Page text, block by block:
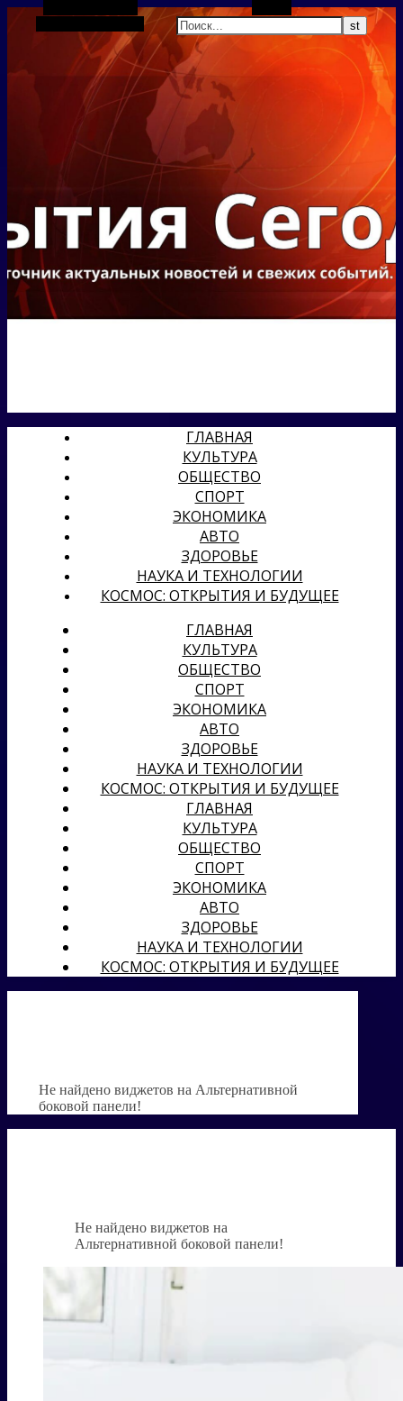
Боковая панель
ГЛАВНАЯ
КУЛЬТУРА
ОБЩЕСТВО
СПОРТ
ЭКОНОМИКА
АВТО
ЗДОРОВЬЕ
НАУКА И ТЕХНОЛОГИИ
КОСМОС: ОТКРЫТИЯ И БУДУЩЕЕ
ГЛАВНАЯ
КУЛЬТУРА
ОБЩЕСТВО
СПОРТ
ЭКОНОМИКА
АВТО
ЗДОРОВЬЕ
НАУКА И ТЕХНОЛОГИИ
КОСМОС: ОТКРЫТИЯ И БУДУЩЕЕ
ГЛАВНАЯ
КУЛЬТУРА
ОБЩЕСТВО
СПОРТ
ЭКОНОМИКА
АВТО
ЗДОРОВЬЕ
НАУКА И ТЕХНОЛОГИИ
КОСМОС: ОТКРЫТИЯ И БУДУЩЕЕ
Не найдено виджетов на Альтернативной
боковой панели!
Не найдено виджетов на
Альтернативной боковой панели!